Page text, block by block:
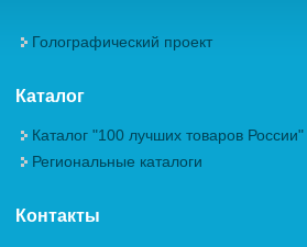
Голографический проект
Каталог
Каталог "100 лучших товаров России"
Региональные каталоги
Контакты